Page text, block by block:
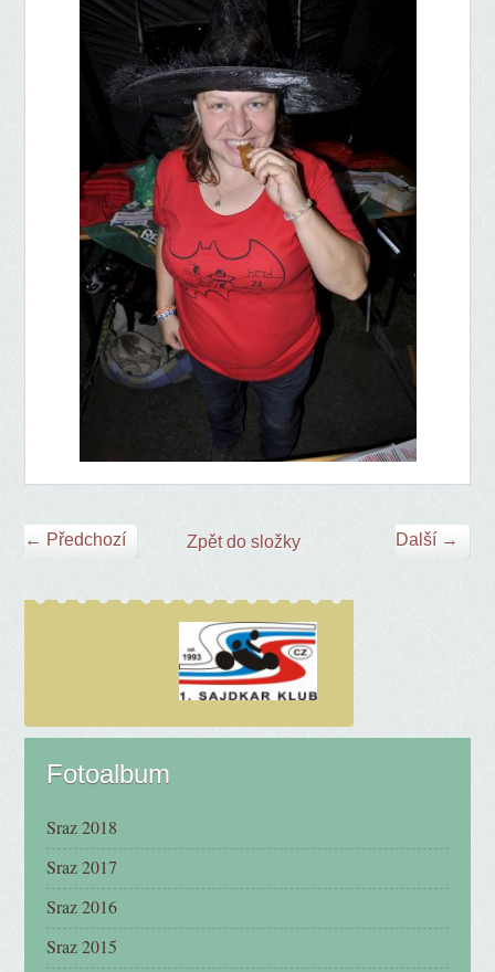
← Předchozí Další →
Zpět do složky
Fotoalbum
Sraz 2018
Sraz 2017
Sraz 2016
Sraz 2015